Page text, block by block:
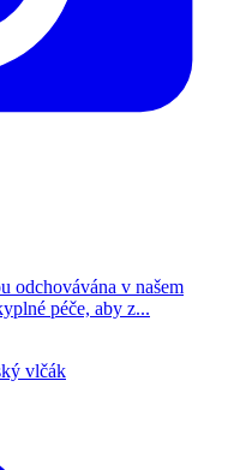
odchovávána v našem
péče, aby z...
vlčák